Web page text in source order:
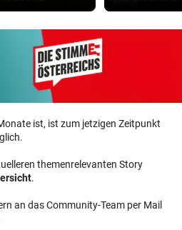
ist, ist zum jetzigen Zeitpunkt
themenrelevanten Story
.
an das Community-Team per Mail